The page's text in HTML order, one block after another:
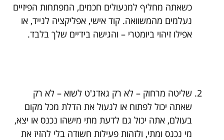
כשאתה מחליף למנעולים חכמים, המפתחות הפיזיים
נעלמים מהמשוואה. קוד אישי, אפליקציה לנייד, או
אפילו זיהוי ביומטרי – והגישה בידיים שלך בלבד.
שליטה מרחוק – לא רק גאדג'ט לשוא – לא רק
שאתה יכול לפתוח או לנעול את הדלת מכל מקום
בעולם, אתה יכול גם לדעת מתי מישהו נכנס או יצא,
מי נכנס ומתי, ולזהות פעילות חשודה בלי להזיז את